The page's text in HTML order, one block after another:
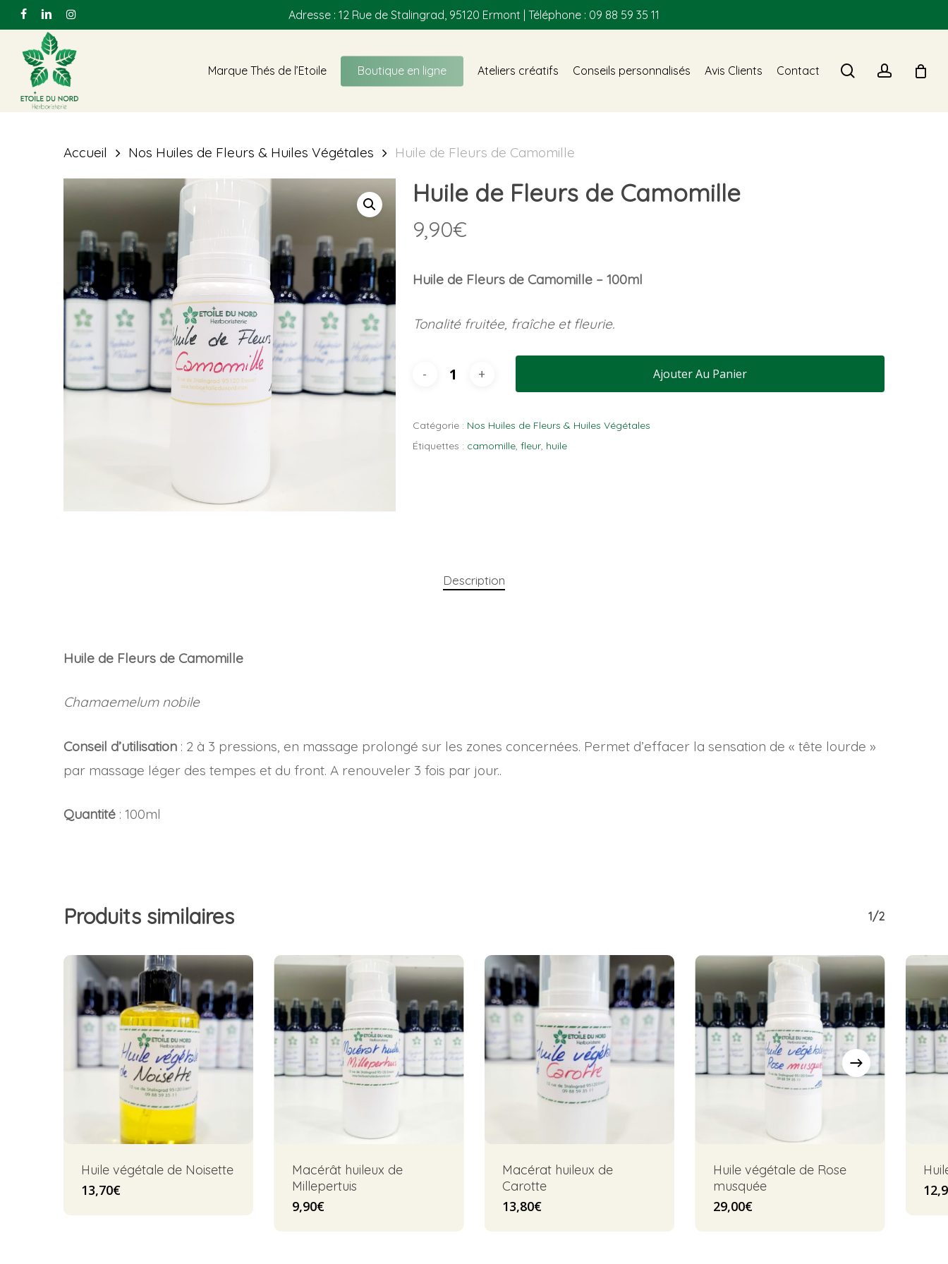
Skip
to
main
content
facebooklinkedininstagram Adresse : 12 Rue de Stalingrad, 95120 Ermont | Téléphone : 09 88 59 35 11
Hit enter to search or ESC to close
Marque Thés de l’Etoile Boutique en ligne Ateliers créatifs Conseils personnalisés Avis Clients Contact searchaccount
Accueil Nos Huiles de Fleurs & Huiles Végétales Huile de Fleurs de Camomille
Huile de Fleurs de Camomille
9,90€
Huile de Fleurs de Camomille – 100ml
Tonalité fruitée, fraîche et fleurie.
Ajouter Au Panier
Catégorie : Nos Huiles de Fleurs & Huiles Végétales
Étiquettes : camomille, fleur, huile
Description
Huile de Fleurs de Camomille
Chamaemelum nobile
Conseil d’utilisation : 2 à 3 pressions, en massage prolongé sur les zones concernées. Permet d’effacer la sensation de « tête lourde »
par massage léger des tempes et du front. A renouveler 3 fois par jour..
Quantité : 100ml
Produits similaires 1/2
Huile végétale de Noisette
13,70€
Macérât huileux de
Millepertuis
9,90€
Macérat huileux de
Carotte
13,80€
Huile végétale de Rose
musquée
29,00€